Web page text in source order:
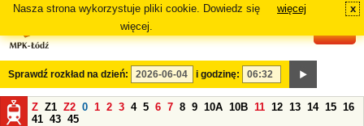
Nasza strona wykorzystuje pliki cookie. Dowiedz się
więcej.
więcej x
Sprawdź rozkład na dzień: i godzinę:
Z Z1 Z2 0 1 2 3 4 5 6 7 8 9 10A 10B 11 12 13 14 15 16
41 43 45